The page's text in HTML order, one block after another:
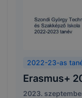
2022-23-as
Erasmus+
2023.